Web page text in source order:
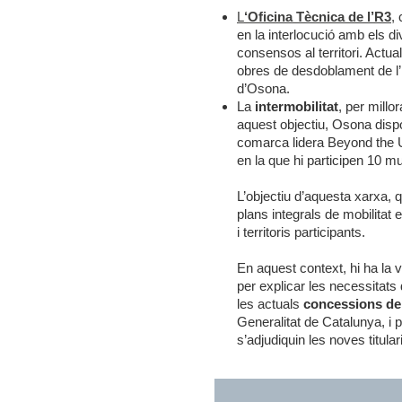
L‘Oficina Tècnica de l’R3,
en la interlocució amb els
consensos al territori.
obres de desdoblament de
d’Osona.
La intermobilitat, per
aquest objectiu, Osona
comarca lidera Beyond the
en la que hi participen 10
L’objectiu d’aquesta
plans integrals de mobilitat
i territoris participants.
En aquest context, hi ha la
per explicar les necessitats
les actuals concessions
Generalitat de Catalunya, i
s’adjudiquin les noves